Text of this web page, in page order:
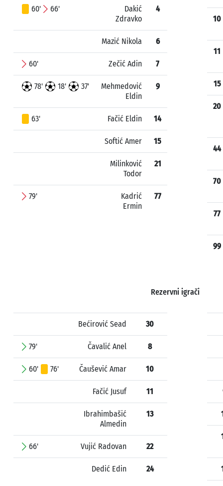
60' 66'
Dakić
Zdravko
4
Mazić Nikola 6
60' Zečić Adin 7
78' 18' 37'
Mehmedović
Eldin
9
63' Fačić Eldin 14
Softić Amer 15
Milinković
Todor
21
79'
Kadrić
Ermin
77
10
11
15
20
44
70
77
99
Rezervni igrači
Bećirović Sead 30
79' Čavalić Anel 8
60' 76' Čaušević Amar 10
Fačić Jusuf 11
Ibrahimbašić
Almedin
13
66' Vujić Radovan 22
Dedić Edin 24